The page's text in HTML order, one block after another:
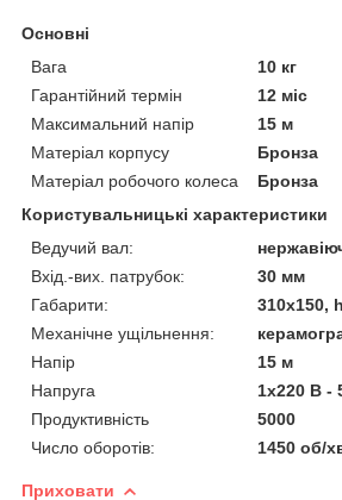
Основні
Вага
10 кг
Гарантійний термін
12 міс
Максимальний напір
15 м
Матеріал корпусу
Бронза
Матеріал робочого колеса
Бронза
Користувальницькі характеристики
Ведучий вал:
Вхід.-вих. патрубок:
30 мм
Габарити:
310х150,
Механічне ущільнення:
Напір
15 м
Напруга
1x220 В -
Продуктивність
5000
Число оборотів:
1450 об/
Приховати